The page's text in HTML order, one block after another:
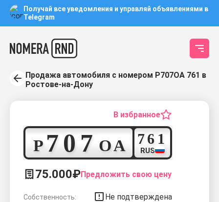
Получай все уведомления и управляй объявлениями в
Telegram
Продажа автомобиля с номером Р707ОА 761 в
Ростове-на-Дону
В избранное
Р7
0
7
ОА7
61
RUS
75.000₽Предложить свою цену
Собственность: Не подтверждена